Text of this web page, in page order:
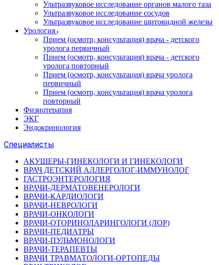
Ультразвуковое исследование органов малого таза
Ультразвуковое исследование сосудов
Ультразвуковое исследование щитовидной железы
Урология
Прием (осмотр, консультация) врача - детского
уролога первичный
Прием (осмотр, консультация) врача - детского
уролога повторный
Прием (осмотр, консультация) врача уролога
первичный
Прием (осмотр, консультация) врача уролога
повторный
Физиотерапия
ЭКГ
Эндокринология
Специалисты
АКУШЕРЫ-ГИНЕКОЛОГИ И ГИНЕКОЛОГИ
ВРАЧ ДЕТСКИЙ АЛЛЕРГОЛОГ-ИММУНОЛОГ
ГАСТРОЭНТЕРОЛОГИЯ
ВРАЧИ-ДЕРМАТОВЕНЕРОЛОГИ
ВРАЧИ-КАРДИОЛОГИ
ВРАЧИ-НЕВРОЛОГИ
ВРАЧИ-ОНКОЛОГИ
ВРАЧИ-ОТОРИНОЛАРИНГОЛОГИ (ЛОР)
ВРАЧИ-ПЕДИАТРЫ
ВРАЧИ-ПУЛЬМОНОЛОГИ
ВРАЧИ-ТЕРАПЕВТЫ
ВРАЧИ ТРАВМАТОЛОГИ-ОРТОПЕДЫ